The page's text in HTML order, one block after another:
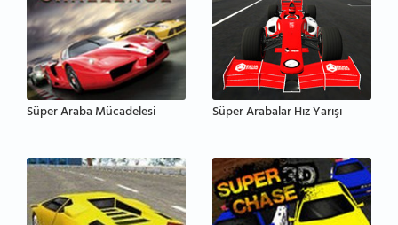
Süper Araba Mücadelesi Süper Arabalar Hız Yarışı